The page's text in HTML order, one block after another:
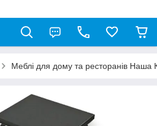
Меблі для дому та ресторанів Наша